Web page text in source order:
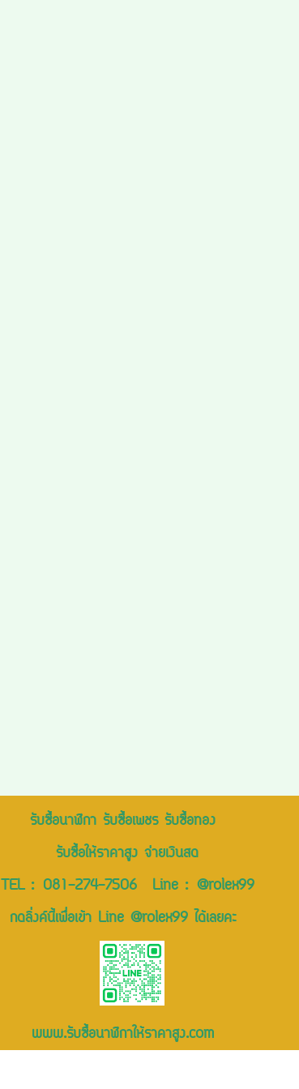
รับซื้อนาฬิกา รับซื้อเพชร รับซื้อทอง
รับซื้อให้ราคาสูง จ่ายเงินสด
TEL : 081-274-7506Line : @rolex99
กดลิ่งค์นี้เพื่อเข้า Line @rolex99 ได้เลยคะ
www.รับซื้อนาฬิกาให้ราคาสูง.com